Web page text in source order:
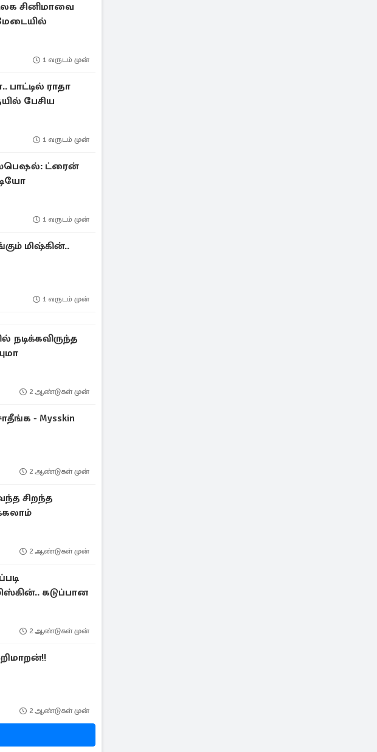
சினிமாவை
1 வருடம் முன்
பாட்டில் ராதா
பேசிய
1 வருடம் முன்
ஸ்பெஷல்: ட்ரைன்
1 வருடம் முன்
மிஷ்கின்..
1 வருடம் முன்
நடிக்கவிருந்த
2 ஆண்டுகள் முன்
- Mysskin
2 ஆண்டுகள் முன்
சிறந்த
2 ஆண்டுகள் முன்
கடுப்பான
2 ஆண்டுகள் முன்
2 ஆண்டுகள் முன்